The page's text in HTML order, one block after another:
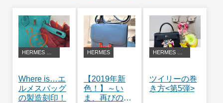
Where is…エ
ルメスバッグ
の製造刻印！
HERMES
【2019年新
色！】～い
ま、再びのコ
ツイリーの巻
き方<第5弾>